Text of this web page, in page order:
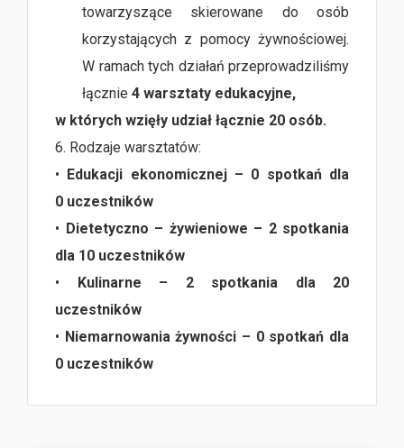
towarzyszące skierowane do osób
korzystających z pomocy żywnościowej.
W ramach tych działań przeprowadziliśmy
łącznie 4 warsztaty edukacyjne,
w których wzięły udział łącznie 20 osób.
6. Rodzaje warsztatów:
• Edukacji ekonomicznej – 0 spotkań dla
0 uczestników
• Dietetyczno – żywieniowe – 2 spotkania
dla 10 uczestników
• Kulinarne – 2 spotkania dla 20
uczestników
• Niemarnowania żywności – 0 spotkań dla
0 uczestników